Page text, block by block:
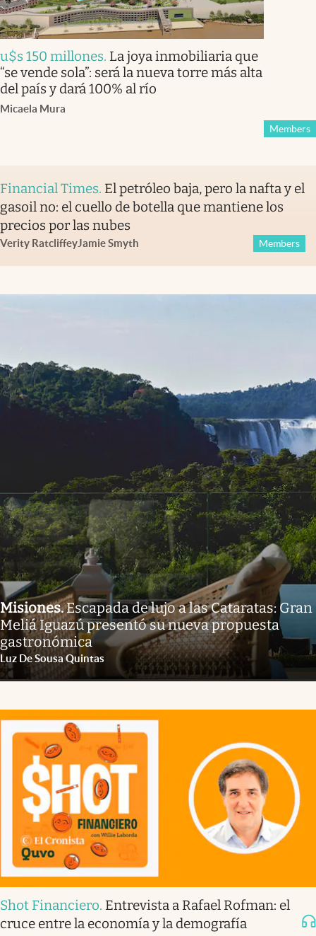
u$s 150 millones. La joya inmobiliaria que
“se vende sola”: será la nueva torre más alta
del país y dará 100% al río
Micaela Mura
Members
Financial Times. El petróleo baja, pero la nafta y el
gasoil no: el cuello de botella que mantiene los
precios por las nubes
Verity RatcliffeyJamie Smyth Members
Misiones.Escapada de lujo a las Cataratas: Gran
Meliá Iguazú presentó su nueva propuesta
gastronómica
Luz De Sousa Quintas
Shot Financiero. Entrevista a Rafael Rofman: el
cruce entre la economía y la demografía